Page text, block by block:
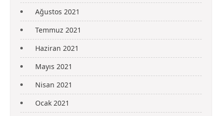
Ağustos 2021
Temmuz 2021
Haziran 2021
Mayıs 2021
Nisan 2021
Ocak 2021